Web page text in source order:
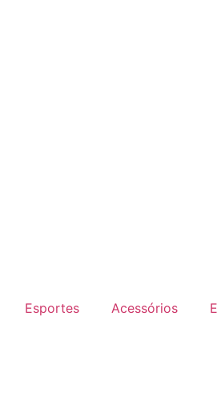
Esportes Acessórios